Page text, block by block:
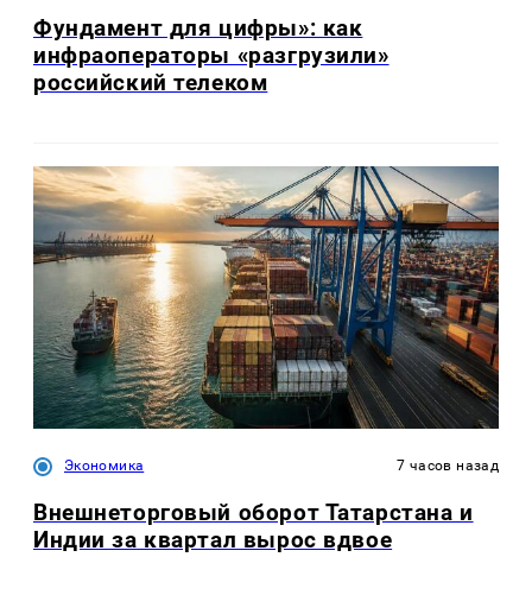
Фундамент для цифры»: как
инфраоператоры «разгрузили»
российский телеком
Экономика 7 часов назад
Внешнеторговый оборот Татарстана и
Индии за квартал вырос вдвое